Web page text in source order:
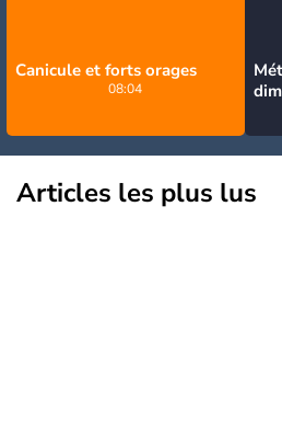
Canicule et forts orages
08:04
la
Articles les plus lus